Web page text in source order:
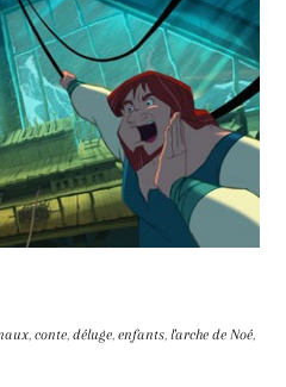
,conte,déluge,enfants,l'arche de Noé,